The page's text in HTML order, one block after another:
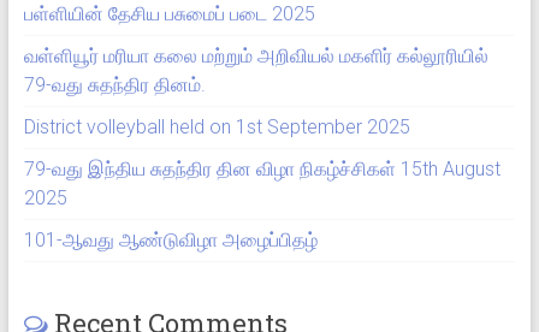
பள்ளியின் தேசிய பசுமைப் படை 2025
வள்ளியூர் மரியா கலை மற்றும் அறிவியல் மகளிர் கல்லூரியில்
79-வது சுதந்திர தினம்.
District volleyball held on 1st September 2025
79-வது இந்திய சுதந்திர தின விழா நிகழ்ச்சிகள் 15th August
2025
101-ஆவது ஆண்டுவிழா அழைப்பிதழ்
Recent Comments